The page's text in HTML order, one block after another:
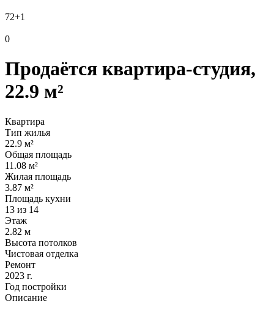
72+1
0
Продаётся квартира-студия,
22.9 м²
Квартира
Тип жилья
22.9 м²
Общая площадь
11.08 м²
Жилая площадь
3.87 м²
Площадь кухни
13 из 14
Этаж
2.82 м
Высота потолков
Чистовая отделка
Ремонт
2023 г.
Год постройки
Описание